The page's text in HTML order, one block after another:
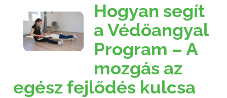
Hogyan segít
a Védőangyal
Program – A
mozgás az
egész fejlődés kulcsa